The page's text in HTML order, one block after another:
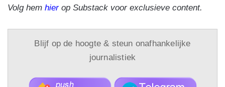
Volg hem hierop Substack voor exclusieve content.
Blijf op de hoogte & steun onafhankelijke
journalistiek